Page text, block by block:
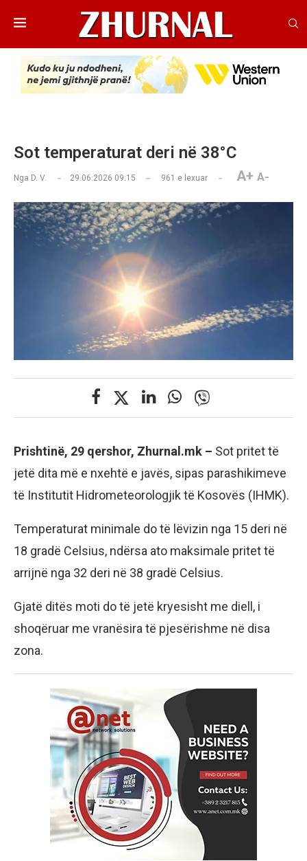
Sot temperaturat deri në 38°C
Nga D. V. 29.06.2026 09:15 961 e lexuar A+ A-
Prishtinë, 29 qershor, Zhurnal.mk – Sot pritet të
jetë dita më e nxehtë e javës, sipas parashikimeve
të Institutit Hidrometeorologjik të Kosovës (IHMK).
Temperaturat minimale do të lëvizin nga 15 deri në
18 gradë Celsius, ndërsa ato maksimale pritet të
arrijnë nga 32 deri në 38 gradë Celsius.
Gjatë ditës moti do të jetë kryesisht me diell, i
shoqëruar me vranësira të pjesërishme në disa
zona.